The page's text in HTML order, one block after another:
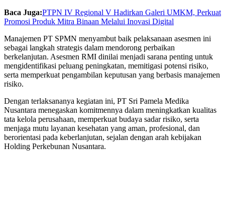
Baca Juga:PTPN IV Regional V Hadirkan Galeri UMKM, Perkuat
Promosi Produk Mitra Binaan Melalui Inovasi Digital
Manajemen PT SPMN menyambut baik pelaksanaan asesmen ini
sebagai langkah strategis dalam mendorong perbaikan
berkelanjutan. Asesmen RMI dinilai menjadi sarana penting untuk
mengidentifikasi peluang peningkatan, memitigasi potensi risiko,
serta memperkuat pengambilan keputusan yang berbasis manajemen
risiko.
Dengan terlaksananya kegiatan ini, PT Sri Pamela Medika
Nusantara menegaskan komitmennya dalam meningkatkan kualitas
tata kelola perusahaan, memperkuat budaya sadar risiko, serta
menjaga mutu layanan kesehatan yang aman, profesional, dan
berorientasi pada keberlanjutan, sejalan dengan arah kebijakan
Holding Perkebunan Nusantara.